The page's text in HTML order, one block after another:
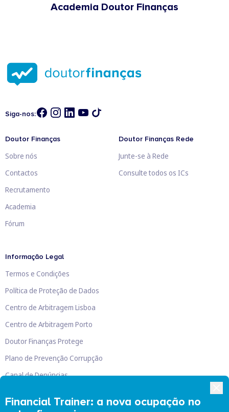
Academia Doutor Finanças
Financial Trainer: a nova ocupação no
Siga-nos:
Doutor Finanças
Sobre nós
Contactos
Recrutamento
Academia
Fórum
Doutor Finanças Rede
Junte-se à Rede
Consulte todos os ICs
Informação Legal
Termos e Condições
Política de Proteção de Dados
Centro de Arbitragem Lisboa
Centro de Arbitragem Porto
Doutor Finanças Protege
Plano de Prevenção Corrupção
Canal de Denúncias